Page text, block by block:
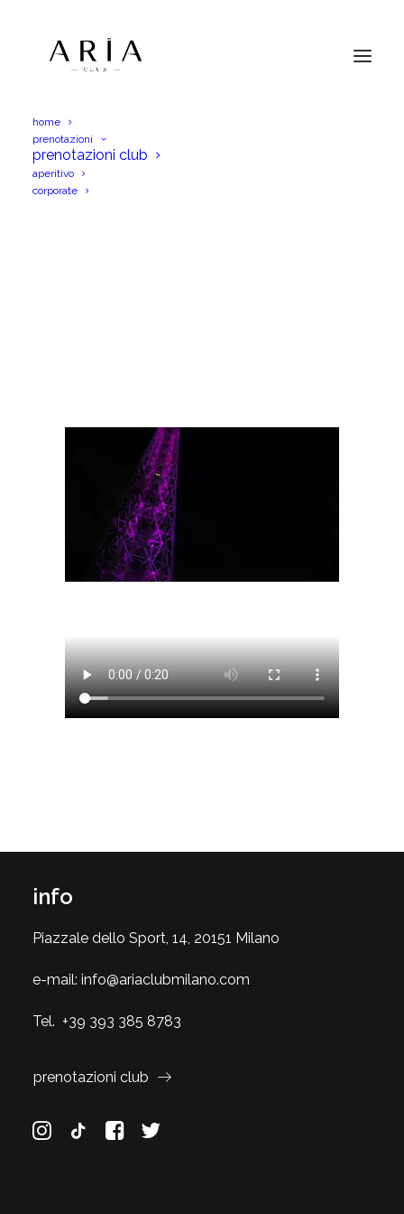
home
prenotazioni
prenotazioni club
aperitivo
corporate
MILANO PARTY
info
Piazzale dello Sport, 14, 20151 Milano
e-mail: info@ariaclubmilano.com
Tel. +39 393 385 8783
prenotazioni club